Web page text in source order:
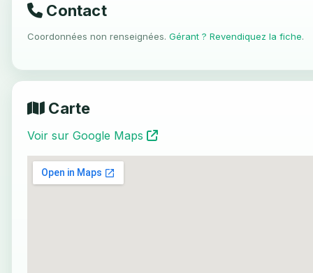
Contact
Coordonnées non renseignées. Gérant ? Revendiquez la fiche.
Carte
Voir sur Google Maps